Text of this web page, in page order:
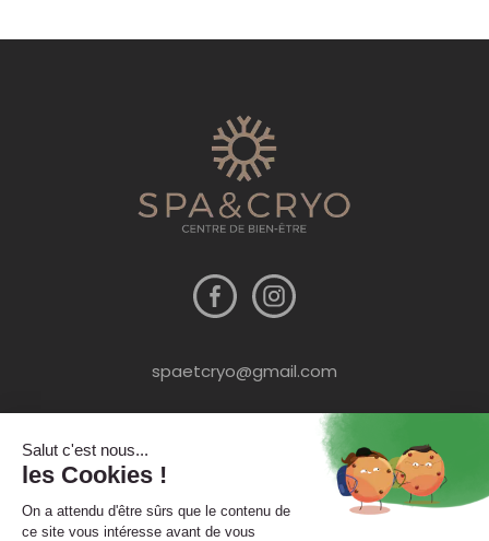
spaetcryo@gmail.com
13 chemin Albert Camus - zone de
Champ Fila - 38320 Poisat